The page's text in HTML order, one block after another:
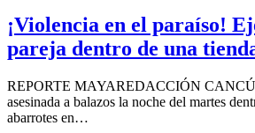
¡Violencia en el paraíso!
pareja dentro de una
REPORTE MAYAREDACCIÓN
asesinada a balazos la noche del martes
abarrotes en…